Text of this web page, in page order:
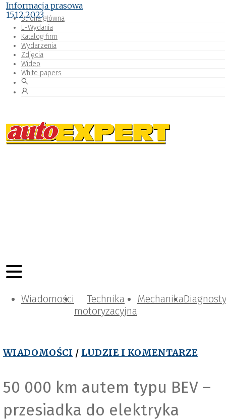
Strona główna
E-Wydania
Katalog firm
Wydarzenia
Zdjęcia
Wideo
White papers
Wiadomości
Technika
motoryzacyjna
Mechanika
WIADOMOŚCI / LUDZIE I KOMENTARZE
50 000 km autem typu BEV –
przesiadka do elektryka
Informacja prasowa
15.12.2023